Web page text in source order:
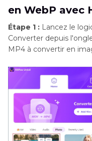
en WebP avec
Étape 1 : Lancez le
Converter depuis
MP4 à convertir en